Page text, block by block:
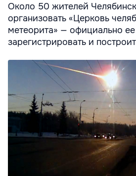
Около 50 жителей
организовать «Церковь
метеорита» — официально ее
зарегистрировать и